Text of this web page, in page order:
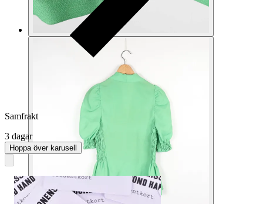
Samfrakt
3 dagar
Hoppa över karusell